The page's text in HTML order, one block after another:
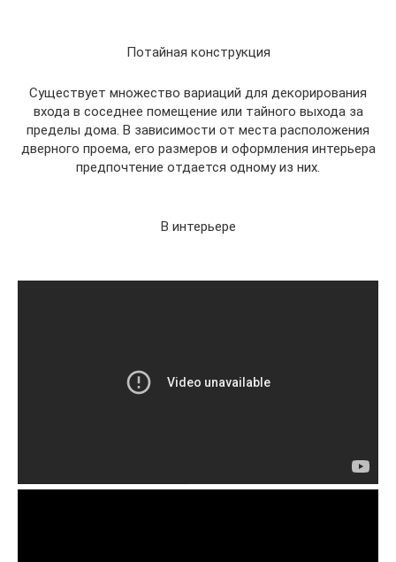
Потайная конструкция
Существует множество вариаций для декорирования
входа в соседнее помещение или тайного выхода за
пределы дома. В зависимости от места расположения
дверного проема, его размеров и оформления интерьера
предпочтение отдается одному из них.
В интерьере